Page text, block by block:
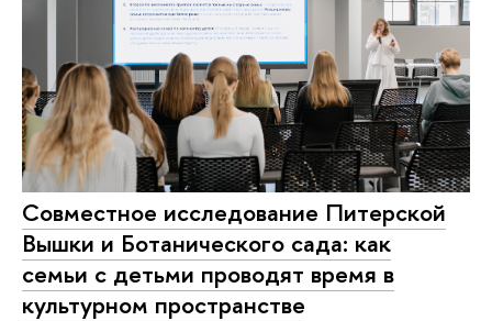
Совместное исследование Питерской
Вышки и Ботанического сада: как
семьи с детьми проводят время в
культурном пространстве